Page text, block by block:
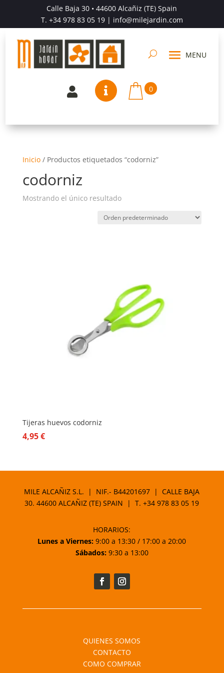
Calle Baja 30 • 44600 Alcañiz (TE) Spain
T. +34 978 83 05 19| info@milejardin.com
  0
Inicio/ Productos etiquetados “codorniz”
codorniz
Mostrando el único resultado
Tijeras huevos codorniz
4,95€
MILE ALCAÑIZ S.L. | NIF.- B44201697 | CALLE BAJA
30. 44600 ALCAÑIZ (TE) SPAIN | T.+34 978 83 05 19
HORARIOS:
Lunes a Viernes: 9:00 a 13:30 / 17:00 a 20:00
Sábados:9:30 a 13:00
QUIENES SOMOS
CONTACTO
COMO COMPRAR